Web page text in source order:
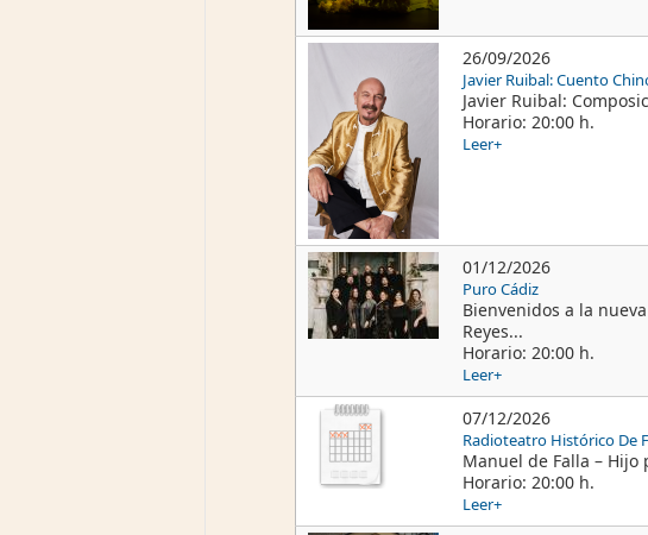
26/09/2026
Javier Ruibal: Cuento
Javier Ruibal:
Horario: 20:00 h.
Leer+
01/12/2026
Puro Cádiz
Bienvenidos a la
Reyes...
Horario: 20:00 h.
Leer+
07/12/2026
Radioteatro Histórico De
Manuel de Falla – Hijo
Horario: 20:00 h.
Leer+